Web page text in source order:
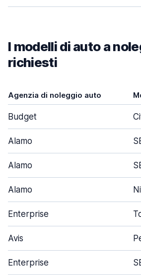
I modelli di auto a
richiesti
Agenzia di noleggio auto
Budget
Alamo
Alamo
Alamo
Enterprise
Avis
Enterprise